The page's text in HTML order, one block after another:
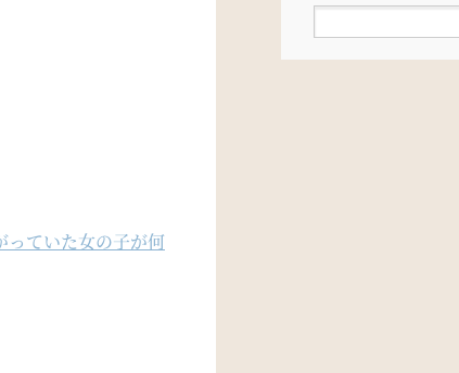
ていた女の子が何